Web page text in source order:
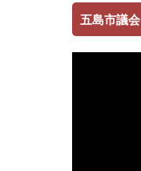
五島市議会
動